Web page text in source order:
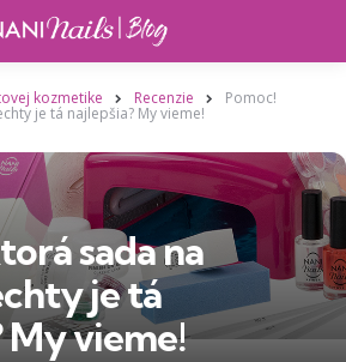
kozmetike Recenzie Pomoc!
je tá najlepšia? My vieme!
sada na
je tá
My vieme!